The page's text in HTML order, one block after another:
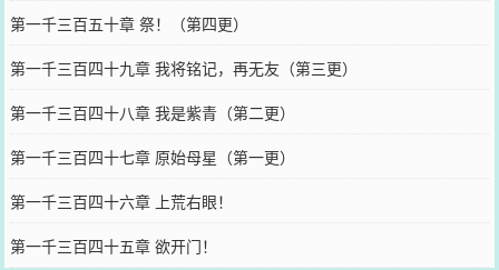
第一千三百五十章 祭！（第四更）
第一千三百四十九章 我将铭记，再无友（第三更）
第一千三百四十八章 我是紫青（第二更）
第一千三百四十七章 原始母星（第一更）
第一千三百四十六章 上荒右眼！
第一千三百四十五章 欲开门！